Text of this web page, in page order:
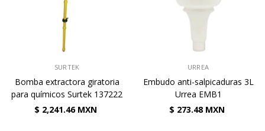
SURTEK
Bomba extractora giratoria
para químicos Surtek 137222
$ 2,241.46 MXN
URREA
Embudo anti-salpicaduras 3L
Urrea EMB1
$ 273.48 MXN